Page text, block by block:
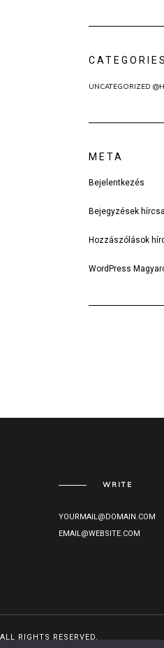
CATEGORIES
UNCATEGORIZED
META
Bejelentkezés
Bejegyzések
Hozzászólások
WordPress
WRITE
YOURMAIL@DOMAIN.COM
EMAIL@WEBSITE.COM
RIGHTS RESERVED.